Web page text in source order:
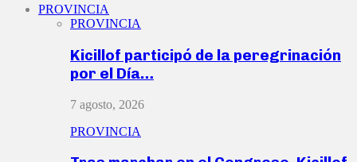
PROVINCIA
PROVINCIA
Kicillof participó de la peregrinación
por el Día…
7 agosto, 2026
PROVINCIA